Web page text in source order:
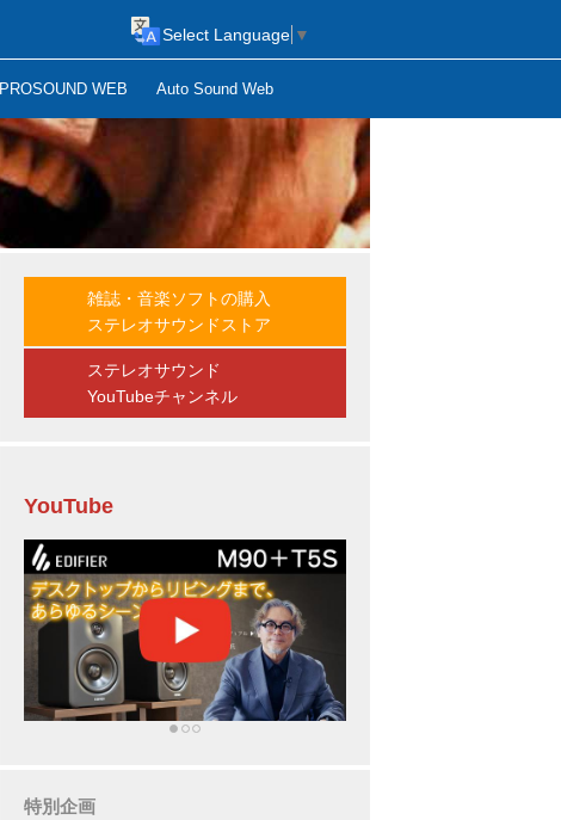
PROSOUND WEB Auto Sound Web
Select Language ▼
雑誌・音楽ソフトの購入
ステレオサウンドストア
ステレオサウンド
YouTubeチャンネル
YouTube
特別企画